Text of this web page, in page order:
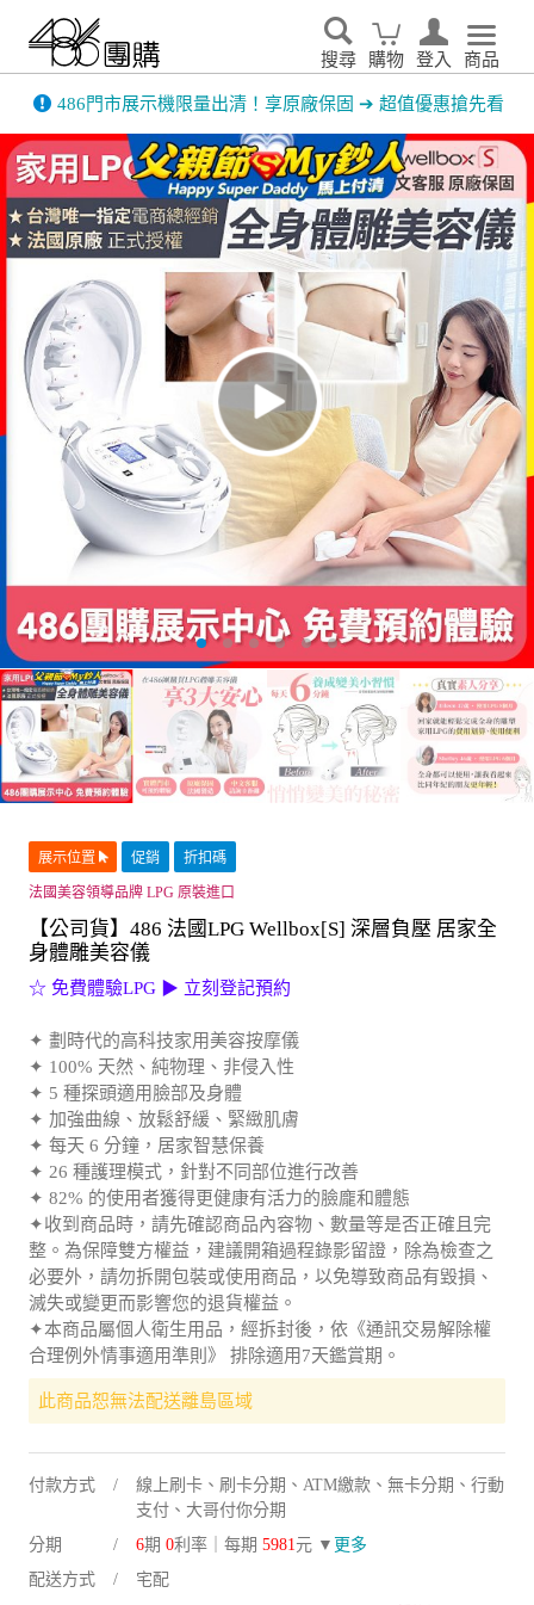
搜尋 購物 登入 商品
486門市展示機限量出清！享原廠保固 ➔ 超值優惠搶先看
家電輕鬆租．LG家電租賃65折優惠起 ▶了解更多
展示位置 促銷 折扣碼
法國美容領導品牌 LPG 原裝進口
【公司貨】486 法國LPG Wellbox[S] 深層負壓 居家全
身體雕美容儀
☆ 免費體驗LPG ▶ 立刻登記預約
✦ 劃時代的高科技家用美容按摩儀
✦ 100% 天然、純物理、非侵入性
✦ 5 種探頭適用臉部及身體
✦ 加強曲線、放鬆舒緩、緊緻肌膚
✦ 每天 6 分鐘，居家智慧保養
✦ 26 種護理模式，針對不同部位進行改善
✦ 82% 的使用者獲得更健康有活力的臉龐和體態
✦收到商品時，請先確認商品內容物、數量等是否正確且完
整。為保障雙方權益，建議開箱過程錄影留證，除為檢查之
必要外，請勿拆開包裝或使用商品，以免導致商品有毀損、
滅失或變更而影響您的退貨權益。
✦本商品屬個人衛生用品，經拆封後，依《通訊交易解除權
合理例外情事適用準則》 排除適用7天鑑賞期。
此商品恕無法配送離島區域
付款方式
線上刷卡、刷卡分期、ATM繳款、無卡分期、行動
支付、大哥付你分期
分期
6期 0利率｜每期 5981元 ▼ 更多
配送方式
宅配